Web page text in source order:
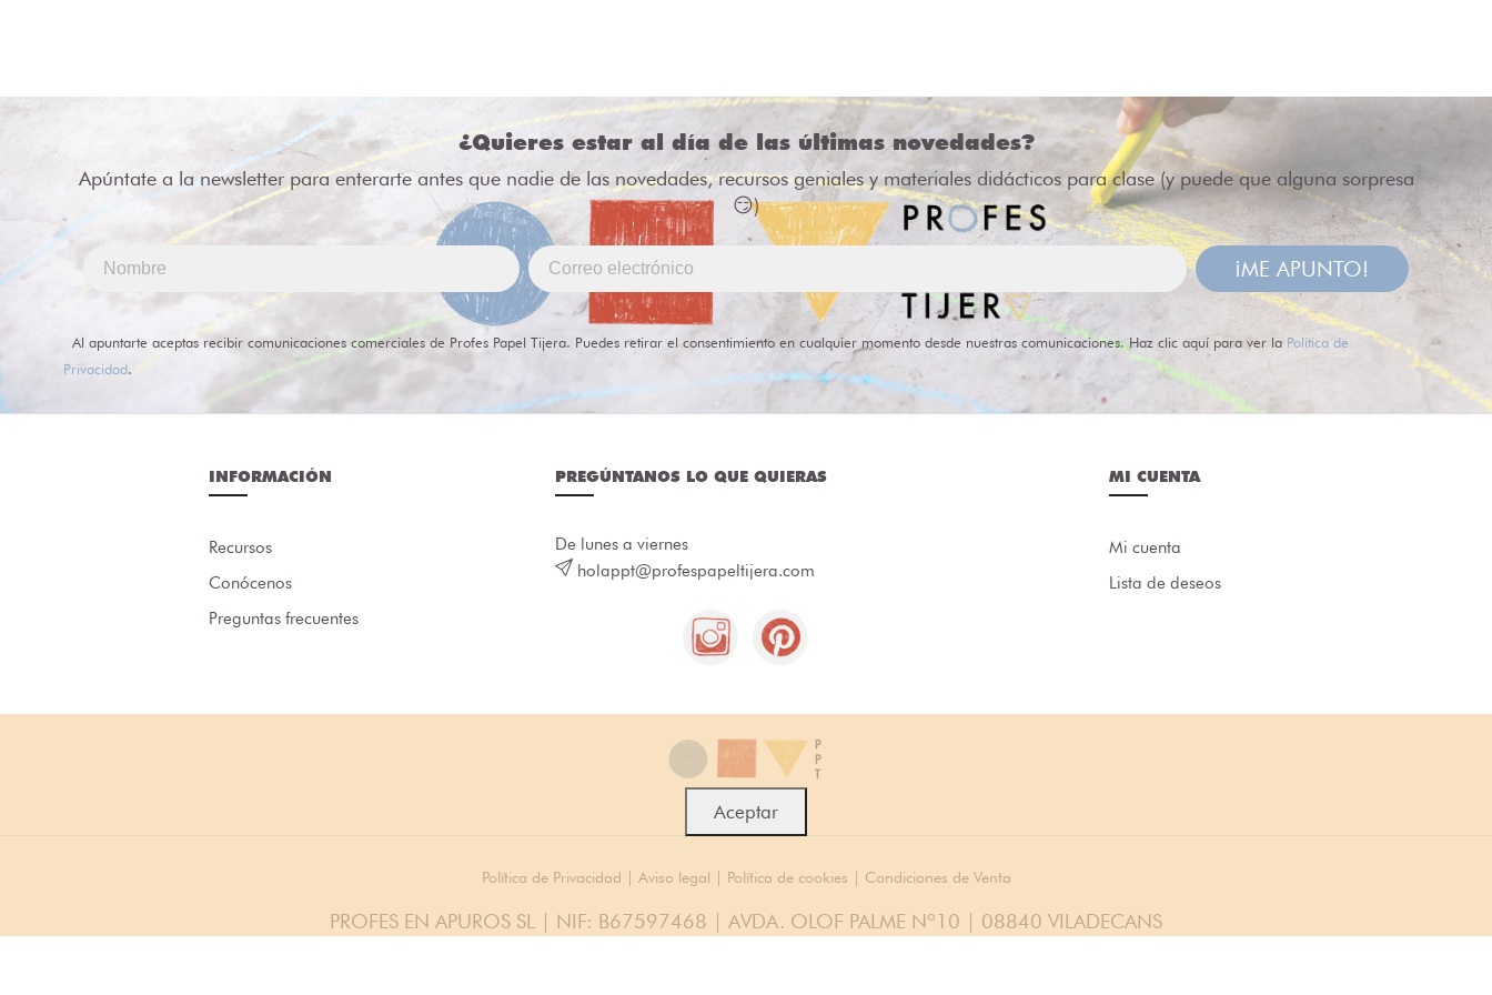
¿Quieres estar al día de las últimas novedades?
Apúntate a la newsletter para enterarte antes que nadie de las novedades, recursos geniales y materiales didácticos para clase (y puede que alguna sorpresa
😏)
¡ME APUNTO!
Al apuntarte aceptas recibir comunicaciones comerciales de Profes Papel Tijera. Puedes retirar el consentimiento en cualquier momento desde nuestras comunicaciones. Haz clic aquí para ver la Política de
Privacidad.
INFORMACIÓN
Recursos
Conócenos
Preguntas frecuentes
PREGÚNTANOS LO QUE QUIERAS
De lunes a viernes
holappt@profespapeltijera.com
MI CUENTA
Mi cuenta
Lista de deseos
Política de Privacidad | Aviso legal | Política de cookies | Condiciones de Venta
PROFES EN APUROS SL | NIF: B67597468 | AVDA. OLOF PALME Nº10 | 08840 VILADECANS
Aceptar